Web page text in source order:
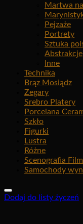
Martwa
Pejzaże
Portrety
Sztuka
Abstrakcje
Inne
Technika
Brąz Mosiądz
Zegary
Srebro Platery
Porcelana
Szkło
Figurki
Lustra
Różne
Scenografia
Samochody
Dodaj do listy życzeń